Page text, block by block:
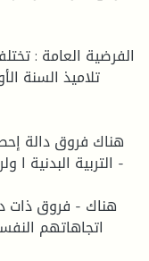
الفرضية العامة :
تلاميذ السنة
هناك فروق دالة
التربية البدنية ا
هناك - فروق ذات
اتجاهاتهم